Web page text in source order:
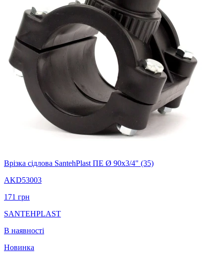
Врізка сідлова SantehPlast ПЕ Ø 90x3/4" (35)
AKD53003
171 грн
SANTEHPLAST
В наявності
Новинка